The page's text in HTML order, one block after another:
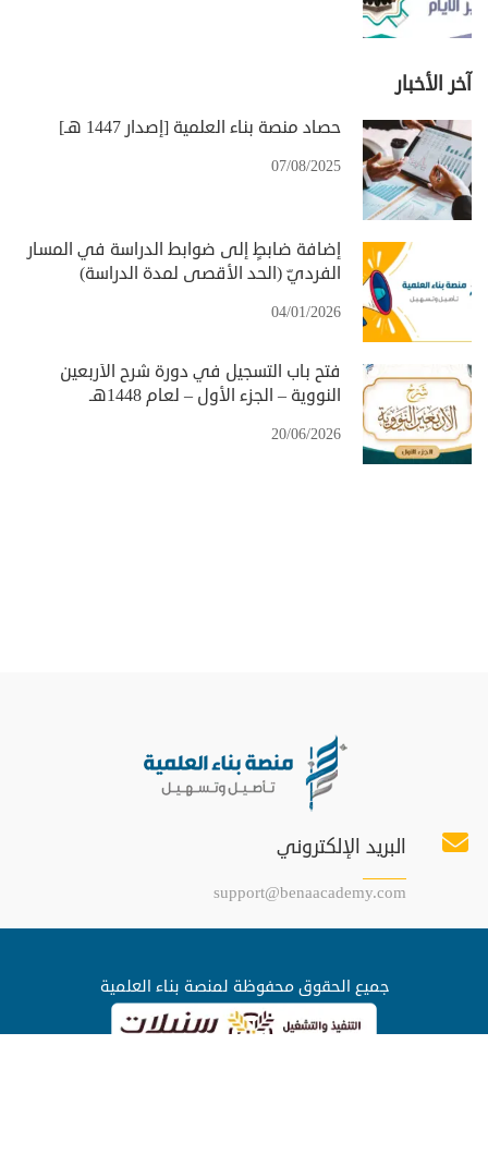
آخر الأخبار
حصاد منصة بناء العلمية [إصدار 1447 هـ]
07/08/2025
إضافة ضابطٍ إلى ضوابط الدراسة في المسار
الفرديّ (الحد الأقصى لمدة الدراسة)
04/01/2026
فتح باب التسجيل في دورة شرح الأربعين
النووية – الجزء الأول – لعام 1448هـ
20/06/2026
البريد الإلكتروني
support@benaacademy.com
جميع الحقوق محفوظة لمنصة بناء العلمية